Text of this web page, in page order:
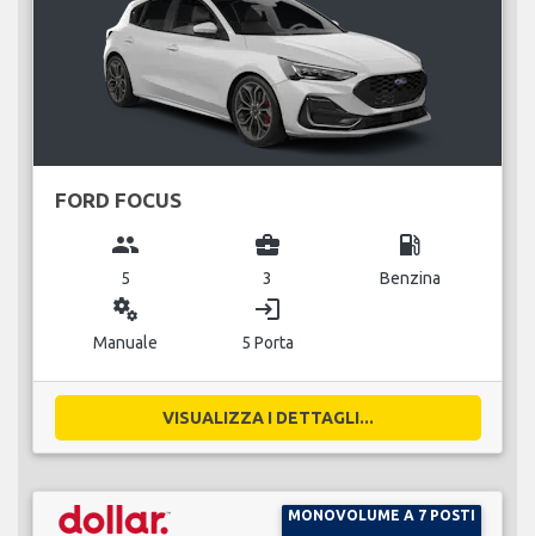
FORD FOCUS
group
5
business_center
3
local_gas_station
Benzina
miscellaneous_services
Manuale
login
5 Porta
VISUALIZZA I DETTAGLI...
MONOVOLUME A 7 POSTI